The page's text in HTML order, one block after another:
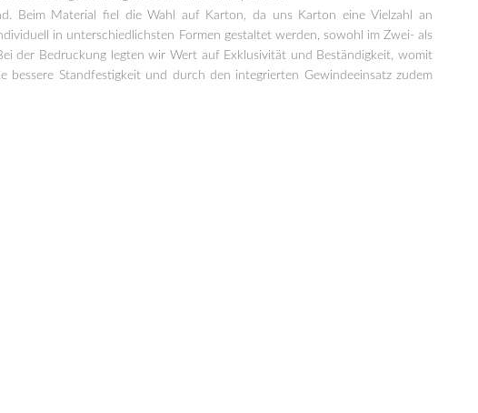
Beim Material fiel die Wahl auf Karton, da uns Karton eine Vielzahl an
in unterschiedlichsten Formen gestaltet werden, sowohl im Zwei- als
der Bedruckung legten wir Wert auf Exklusivität und Beständigkeit, womit
Standfestigkeit und durch den integrierten Gewindeeinsatz zudem